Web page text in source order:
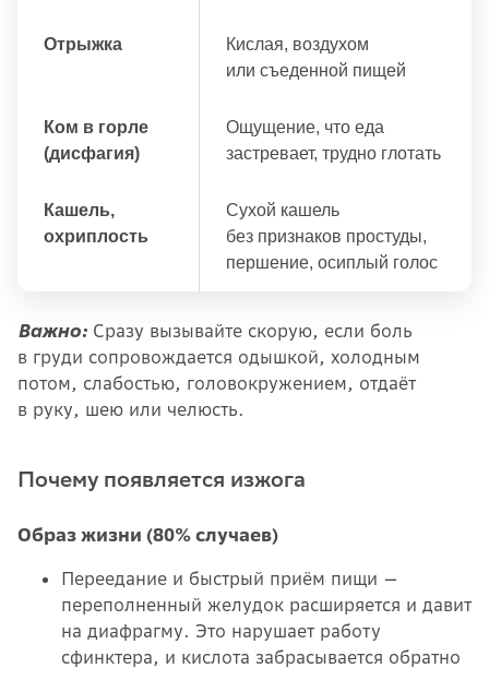
Отрыжка
Кислая, воздухом
или съеденной пищей
Ком в горле
(дисфагия)
Ощущение, что еда
застревает, трудно глотать
Кашель,
охриплость
Сухой кашель
без признаков простуды,
першение, осиплый голос
Важно: Сразу вызывайте скорую, если боль
в груди сопровождается одышкой, холодным
потом, слабостью, головокружением, отдаёт
в руку, шею или челюсть.
Почему появляется изжога
Образ жизни (80% случаев)
Переедание и быстрый приём пищи —
переполненный желудок расширяется и давит
на диафрагму. Это нарушает работу
сфинктера, и кислота забрасывается обратно